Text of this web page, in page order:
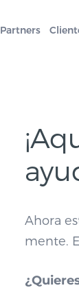
Partners
Ahora
mente.